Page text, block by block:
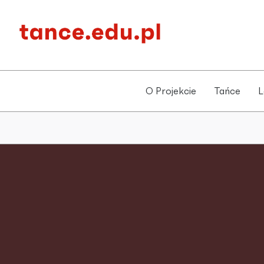
O Projekcie Tańce